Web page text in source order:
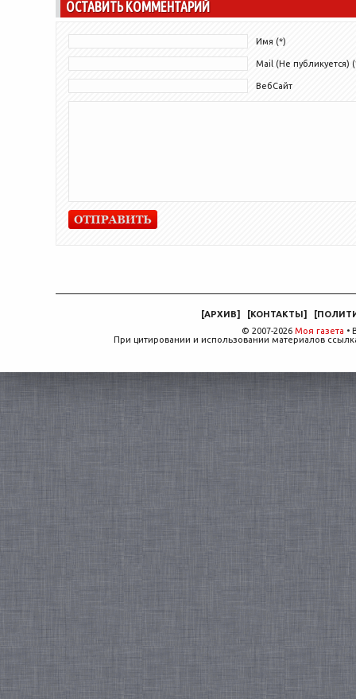
на основе...
ОСТАВИТЬ КОММЕНТАРИЙ
Имя (*)
Mail (Не публикуется)
ВебСайт
[АРХИВ] [КОНТАКТЫ] [
© 2007-2026 Моя газета •
При цитировании и использовании материалов